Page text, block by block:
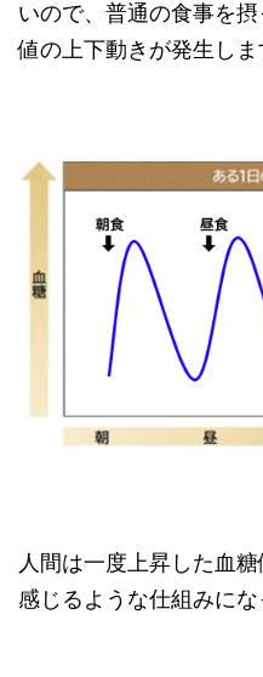
いので、普通の食事を
値の上下動きが発生しま
人間は一度上昇した血
感じるような仕組みにな